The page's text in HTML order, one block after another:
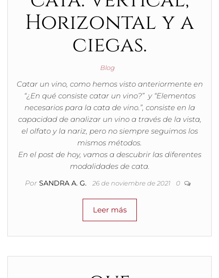
Horizontal y a
ciegas.
Blog
Catar un vino, como hemos visto anteriormente en
“¿En qué consiste catar un vino?” y “Elementos
necesarios para la cata de vino.”, consiste en la
capacidad de analizar un vino a través de la vista,
el olfato y la nariz, pero no siempre seguimos los
mismos métodos.
En el post de hoy, vamos a descubrir las diferentes
modalidades de cata.
Por SANDRA A. G. 26 de noviembre de 2021 0
Leer más